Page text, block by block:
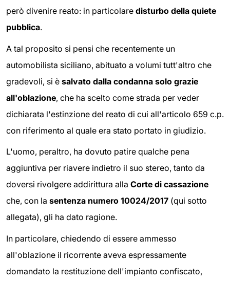
però divenire reato: in particolare disturbo della quiete
pubblica.
A tal proposito si pensi che recentemente un
automobilista siciliano, abituato a volumi tutt'altro che
gradevoli, si è salvato dalla condanna solo grazie
all'oblazione, che ha scelto come strada per veder
dichiarata l'estinzione del reato di cui all'articolo 659 c.p.
con riferimento al quale era stato portato in giudizio.
L'uomo, peraltro, ha dovuto patire qualche pena
aggiuntiva per riavere indietro il suo stereo, tanto da
doversi rivolgere addirittura alla Corte di cassazione
che, con la sentenza numero 10024/2017 (qui sotto
allegata), gli ha dato ragione.
In particolare, chiedendo di essere ammesso
all'oblazione il ricorrente aveva espressamente
domandato la restituzione dell'impianto confiscato,